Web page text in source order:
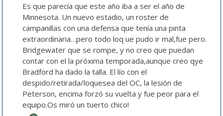
Es que parecía que este año iba a ser el año de
Minnesota. Un nuevo estadio, un roster de
campanillas con una defensa que tenía una pinta
extraordinaria…pero todo loq ue pudo ir mal,fue pero.
Bridgewater que se rompe, y no creo que puedan
contar con el la próxima temporada,aunque creo qye
Bradford ha dado la talla. El lío con el
despido/retirada/loquesea del OC, la lesión de
Peterson, encima forzó su vuelta y fue peor para el
equipo.Os miró un tuerto chico!